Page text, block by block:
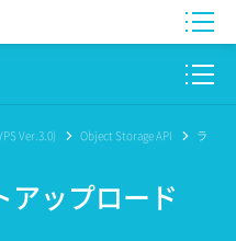
Ver.3.0) Object Storage API
ラ
アップロード